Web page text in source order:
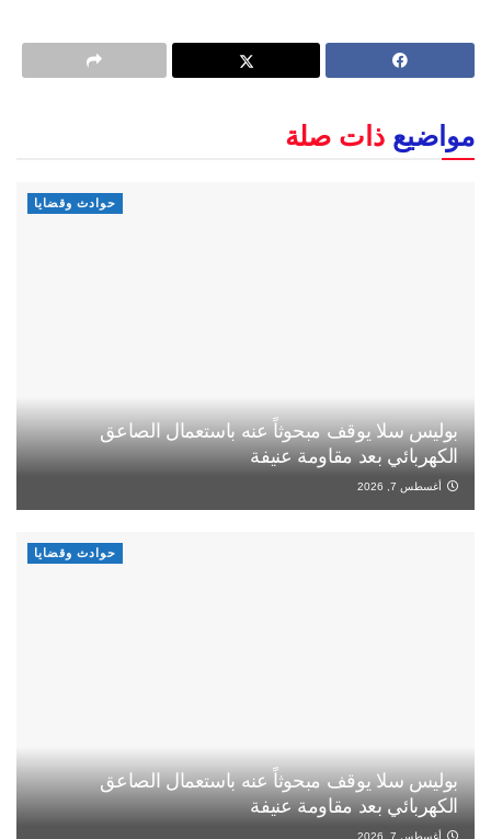
مواضيع ذات صلة
حوادث وقضايا
بوليس سلا يوقف مبحوثاً عنه باستعمال الصاعق
الكهربائي بعد مقاومة عنيفة
أغسطس 7, 2026
حوادث وقضايا
بوليس سلا يوقف مبحوثاً عنه باستعمال الصاعق
الكهربائي بعد مقاومة عنيفة
أغسطس 7, 2026